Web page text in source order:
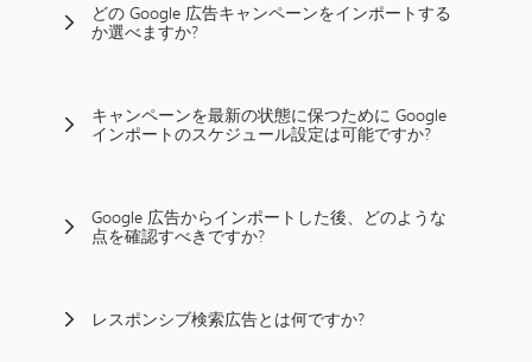
どの Google 広告キャンペーンをインポートする
か選べますか?
キャンペーンを最新の状態に保つために Google
インポートのスケジュール設定は可能ですか?
Google 広告からインポートした後、どのような
点を確認すべきですか?
レスポンシブ検索広告とは何ですか?